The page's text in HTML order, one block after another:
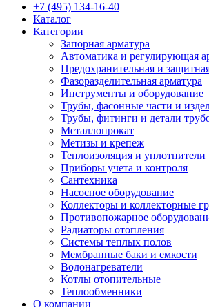
+7 (495) 134-16-40
Каталог
Категории
Запорная арматура
Автоматика и регулирующая
Предохранительная и
Фазоразделительная арматура
Инструменты и оборудование
Трубы, фасонные части и
Трубы, фитинги и детали
Металлопрокат
Метизы и крепеж
Теплоизоляция и уплотнители
Приборы учета и контроля
Сантехника
Насосное оборудование
Коллекторы и коллекторные
Противопожарное
Радиаторы отопления
Системы теплых полов
Мембранные баки и емкости
Водонагреватели
Котлы отопительные
Теплообменники
О компании